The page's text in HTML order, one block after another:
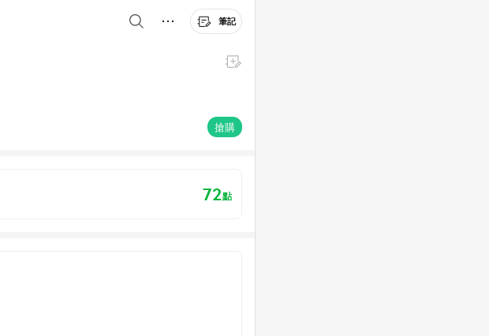
筆記
搶購
72點